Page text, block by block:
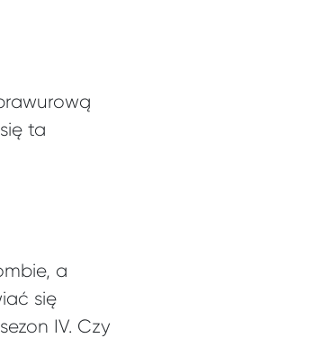
ta
a
się
IV. Czy